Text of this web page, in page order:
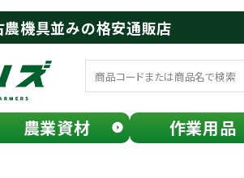
農機具並みの格安通販店
農業資材 作業用品